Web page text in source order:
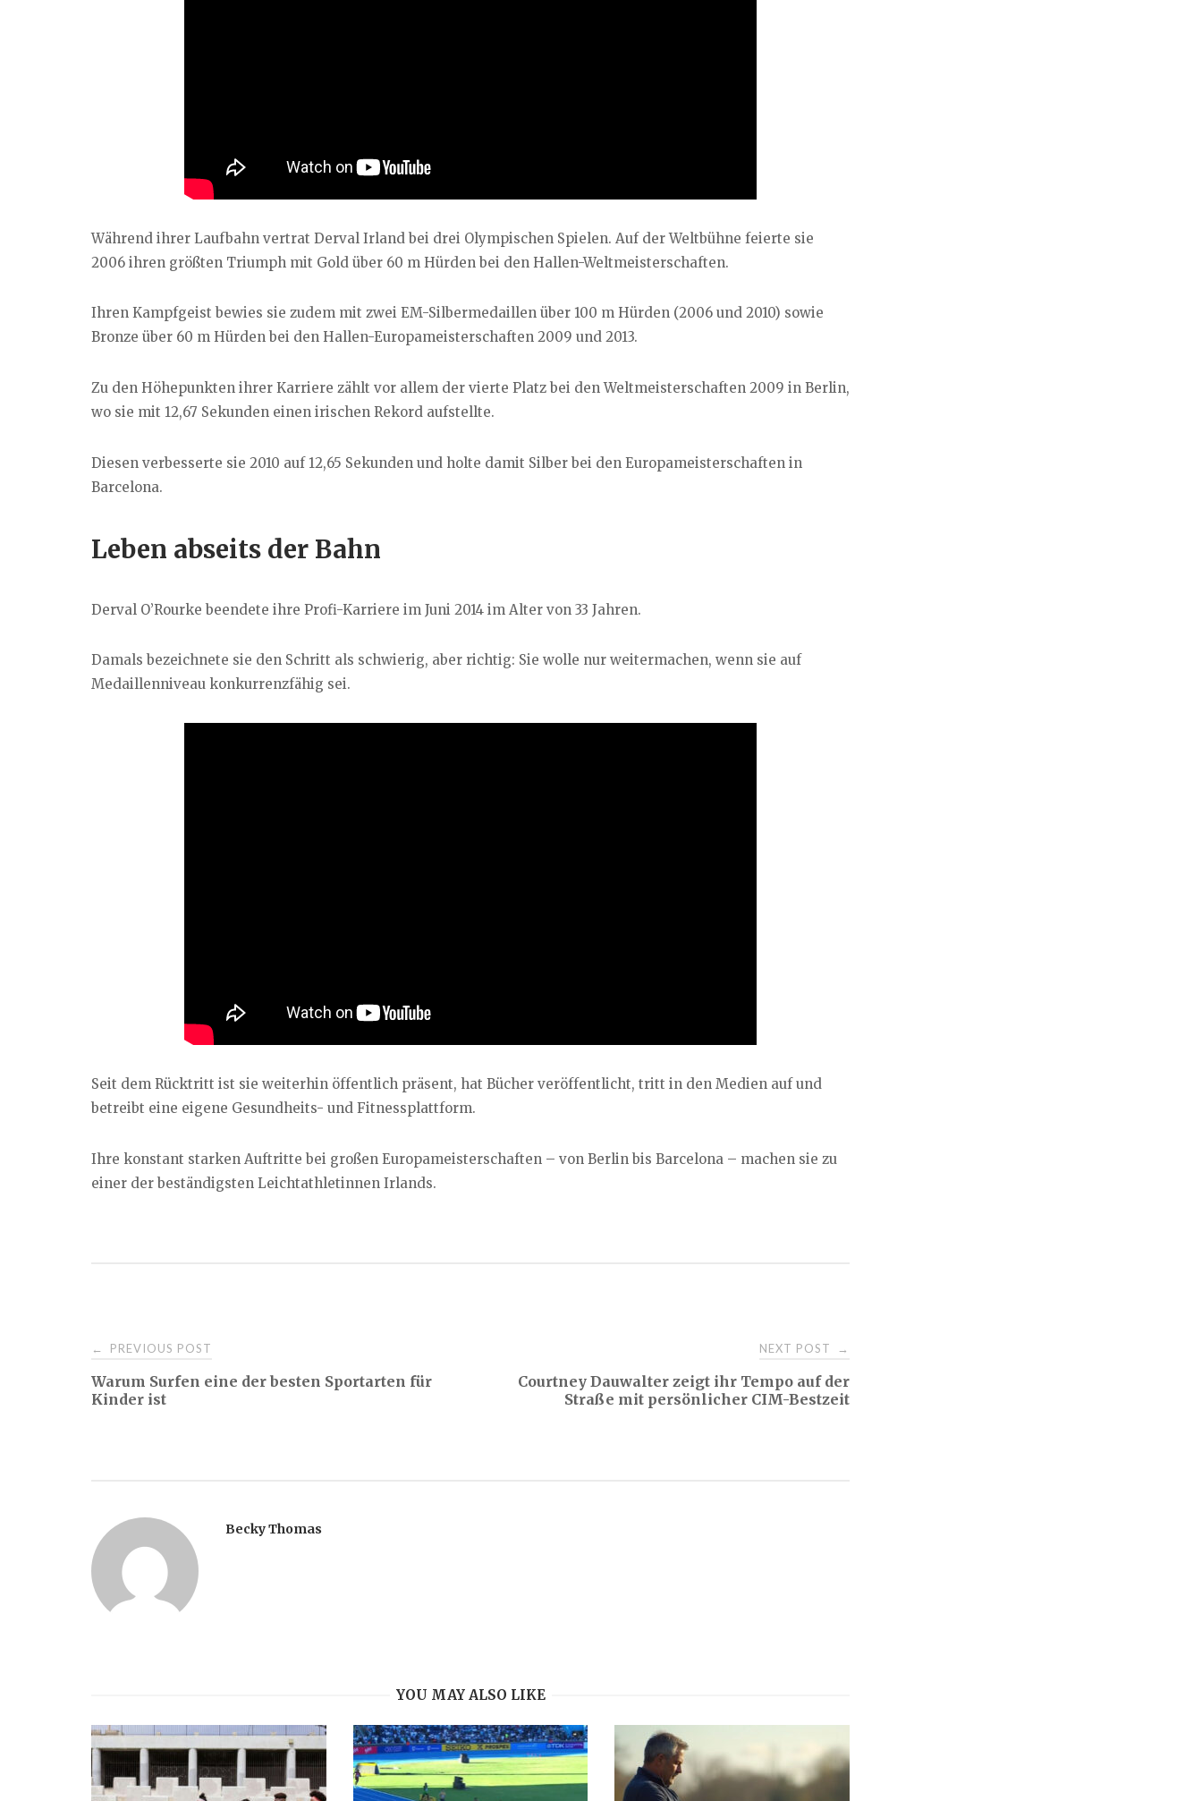
Während ihrer Laufbahn vertrat Derval Irland bei drei Olympischen Spielen. Auf der Weltbühne feierte sie
2006 ihren größten Triumph mit Gold über 60 m Hürden bei den Hallen-Weltmeisterschaften.
Ihren Kampfgeist bewies sie zudem mit zwei EM-Silbermedaillen über 100 m Hürden (2006 und 2010) sowie
Bronze über 60 m Hürden bei den Hallen-Europameisterschaften 2009 und 2013.
Zu den Höhepunkten ihrer Karriere zählt vor allem der vierte Platz bei den Weltmeisterschaften 2009 in Berlin,
wo sie mit 12,67 Sekunden einen irischen Rekord aufstellte.
Diesen verbesserte sie 2010 auf 12,65 Sekunden und holte damit Silber bei den Europameisterschaften in
Barcelona.
Leben abseits der Bahn
Derval O’Rourke beendete ihre Profi-Karriere im Juni 2014 im Alter von 33 Jahren.
Damals bezeichnete sie den Schritt als schwierig, aber richtig: Sie wolle nur weitermachen, wenn sie auf
Medaillenniveau konkurrenzfähig sei.
Seit dem Rücktritt ist sie weiterhin öffentlich präsent, hat Bücher veröffentlicht, tritt in den Medien auf und
betreibt eine eigene Gesundheits- und Fitnessplattform.
Ihre konstant starken Auftritte bei großen Europameisterschaften – von Berlin bis Barcelona – machen sie zu
einer der beständigsten Leichtathletinnen Irlands.
Post
navigation
← PREVIOUS POST
Warum Surfen eine der besten Sportarten für
Kinder ist
NEXT POST →
Courtney Dauwalter zeigt ihr Tempo auf der
Straße mit persönlicher CIM-Bestzeit
Becky Thomas
YOU MAY ALSO LIKE